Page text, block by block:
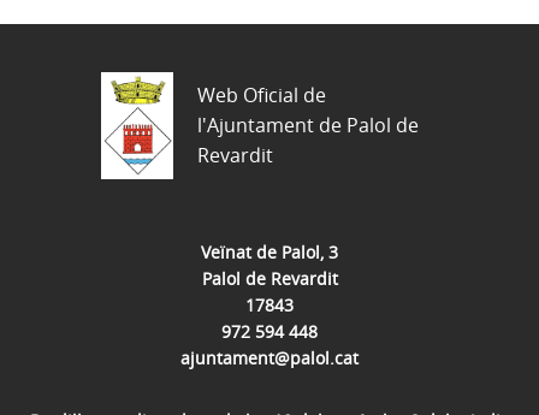
Veïnat de Palol, 3
Palol de Revardit
17843
972 594 448
ajuntament@palol.cat
Web Oficial de
l'Ajuntament de Palol de
Revardit